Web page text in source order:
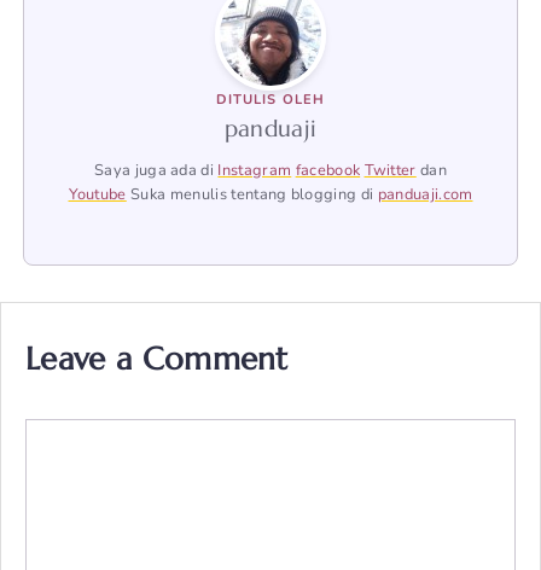
DITULIS OLEH
panduaji
Saya juga ada di Instagram facebook Twitter dan
Youtube Suka menulis tentang blogging di panduaji.com
Leave a Comment